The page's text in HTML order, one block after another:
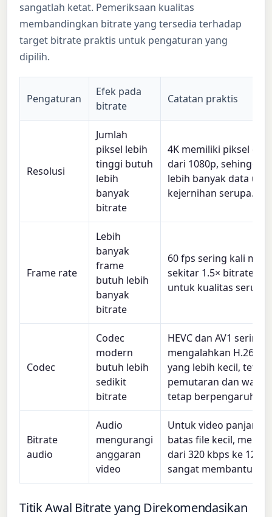
sangatlah ketat. Pemeriksaan kualitas
membandingkan bitrate yang tersedia terhadap
target bitrate praktis untuk pengaturan yang
dipilih.
Pengaturan
Efek pada
bitrate
Catatan praktis
Resolusi
Jumlah
piksel lebih
tinggi butuh
lebih
banyak
bitrate
4K memiliki piksel
dari 1080p, sehingga
lebih banyak data
kejernihan serupa.
Frame rate
Lebih
banyak
frame
butuh lebih
banyak
bitrate
60 fps sering kali
sekitar 1.5× bitrate
untuk kualitas serupa.
Codec
Codec
modern
butuh lebih
sedikit
bitrate
HEVC dan AV1 sering
mengalahkan H.264
yang lebih kecil,
pemutaran dan
tetap berpengaruh.
Bitrate
audio
Audio
mengurangi
anggaran
video
Untuk video panjang
batas file kecil,
dari 320 kbps ke 128
sangat membantu
Titik Awal Bitrate yang Direkomendasikan